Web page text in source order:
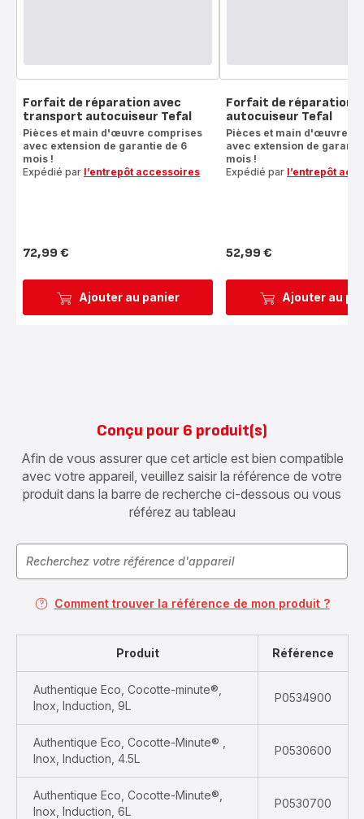
Ajouter au panier
Forfait de réparation avec
transport autocuiseur Tefal
Pièces et main d'œuvre comprises
avec extension de garantie de 6
mois !
Expédié par l’entrepôt accessoires
Prix
72,99 €
Ajouter au
Forfait de réparation
autocuiseur Tefal
Pièces et main d'œuvre
avec extension de
mois !
Expédié par l’entrepôt
Prix
52,99 €
Conçu pour 6 produit(s)
Afin de vous assurer que cet article est bien compatible
avec votre appareil, veuillez saisir la référence de votre
produit dans la barre de recherche ci-dessous ou vous
référez au tableau
Comment trouver la référence de mon produit ?
Produit Référence
Authentique Eco, Cocotte-minute®,
Inox, Induction, 9L
P0534900
Authentique Eco, Cocotte-Minute® ,
Inox, Induction, 4.5L
P0530600
Authentique Eco, Cocotte-Minute®,
Inox, Induction, 6L
P0530700